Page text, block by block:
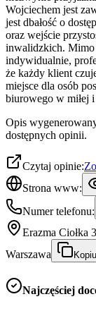
Wojciechem jest
jest dbałość o
oraz wejście
inwalidzkich. Mimo
indywidualnie,
że każdy klient
miejsce dla osób
biurowego w miłej
Opis
dostępnych opinii.
Czytaj opinie:
Strona www:
Numer telefonu:
Erazma Ciołka
Warszawa
Najczęściej